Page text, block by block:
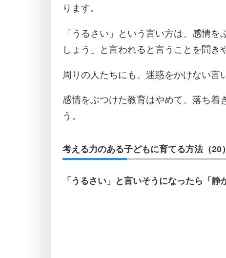
ります。
「うるさい」という言い方は、感情
しょう」と言われると言うことを聞き
周りの人たちにも、迷惑をかけない言
感情をぶつけた教育はやめて、落ち着
う。
考える力のある子どもに育てる方法（20）
「うるさい」と言いそうになったら「静